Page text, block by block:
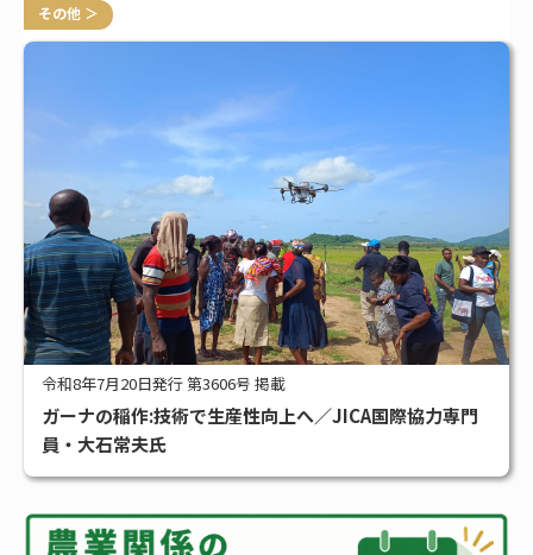
その他 ＞
令和8年7月20日発行 第3606号 掲載
ガーナの稲作:技術で生産性向上へ／JICA国際協力専門
員・大石常夫氏